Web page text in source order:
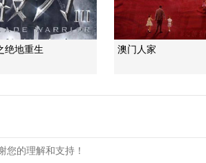
绝地重生 澳门人家